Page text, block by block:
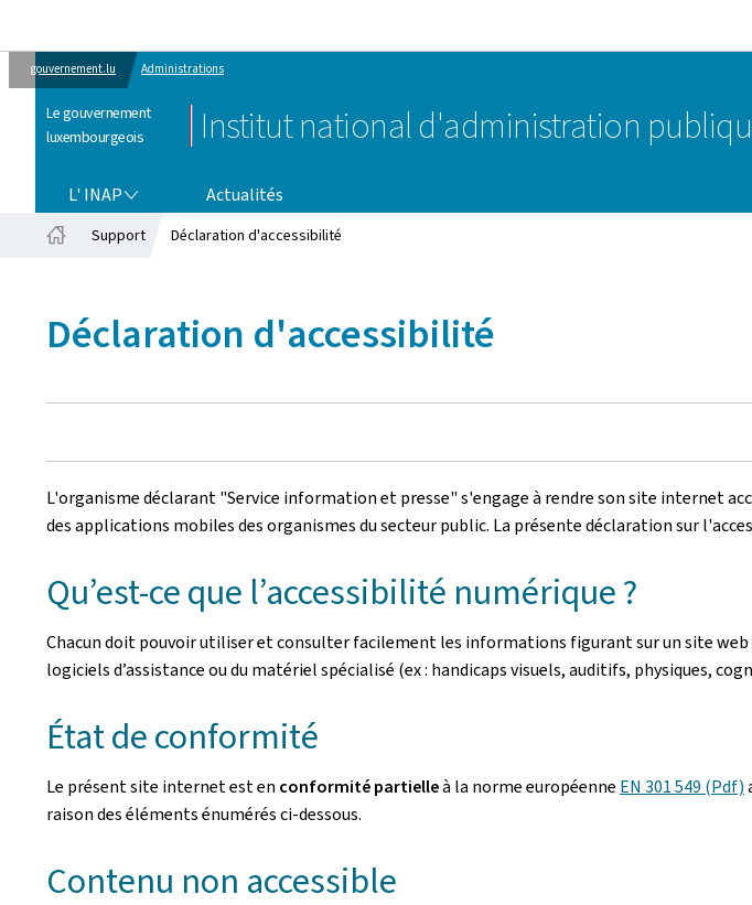
gouvernement.lu Administrations
Le gouvernement
luxembourgeois
Institut national d'administration
L' INAP
Actualités
Support Déclaration d'accessibilité
Déclaration d'accessibilité
L'organisme déclarant"Service information et presse"s'engage à rendre son site internet
des applications mobiles des organismes du secteur public. La présente déclaration sur
Qu’est-ce que l’accessibilité numérique ?
Chacun doit pouvoir utiliser et consulter facilement les informations figurant sur un site
logiciels d’assistance ou du matériel spécialisé (ex : handicaps visuels, auditifs, physiques,
État de conformité
Le présent site internet est en conformité partielleà la norme européenne EN 301 549 (Pdf)
raison des éléments énumérés ci-dessous.
Contenu non accessible